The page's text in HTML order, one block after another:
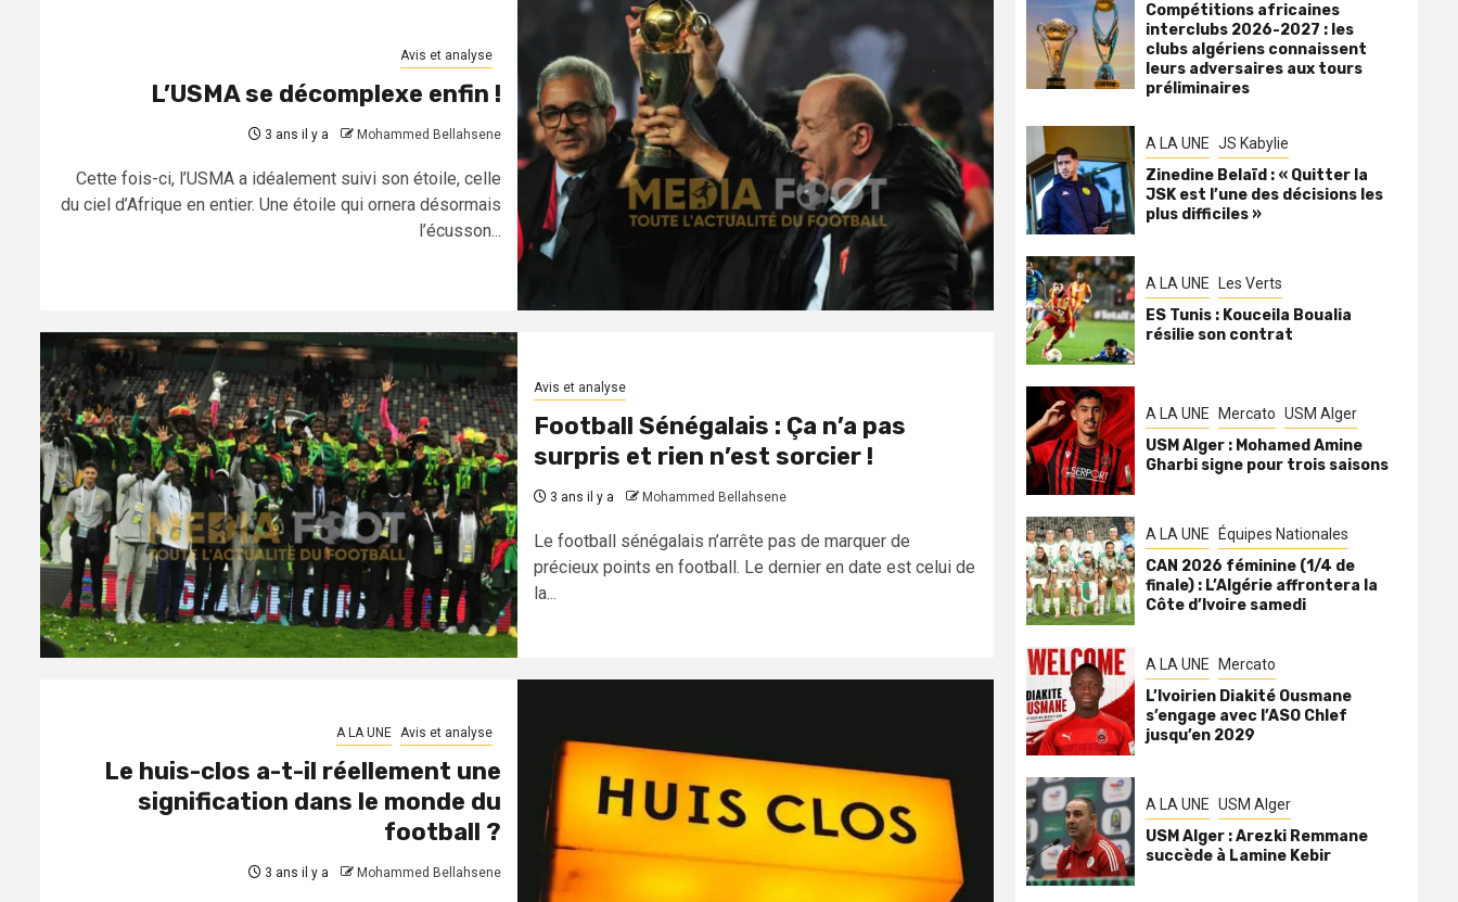
Avis et analyse
L’USMA se décomplexe enfin !
3 ans il y a Mohammed Bellahsene
Cette fois-ci, l’USMA a idéalement suivi son étoile, celle
du ciel d’Afrique en entier. Une étoile qui ornera désormais
l’écusson...
Avis et analyse
Football Sénégalais : Ça n’a pas
surpris et rien n’est sorcier !
3 ans il y a Mohammed Bellahsene
Le football sénégalais n’arrête pas de marquer de
précieux points en football. Le dernier en date est celui de
la...
A LA UNE Avis et analyse
Le huis-clos a-t-il réellement une
signification dans le monde du
football ?
3 ans il y a Mohammed Bellahsene
Compétitions africaines
interclubs 2026-2027 : les
clubs algériens connaissent
leurs adversaires aux tours
préliminaires
A LA UNE JS Kabylie
Zinedine Belaïd : « Quitter la
JSK est l’une des décisions les
plus difficiles »
A LA UNE Les Verts
ES Tunis : Kouceila Boualia
résilie son contrat
A LA UNE Mercato USM Alger
USM Alger : Mohamed Amine
Gharbi signe pour trois saisons
A LA UNE Équipes Nationales
CAN 2026 féminine (1/4 de
finale) : L’Algérie affrontera la
Côte d’Ivoire samedi
A LA UNE Mercato
L’Ivoirien Diakité Ousmane
s’engage avec l’ASO Chlef
jusqu’en 2029
A LA UNE USM Alger
USM Alger : Arezki Remmane
succède à Lamine Kebir